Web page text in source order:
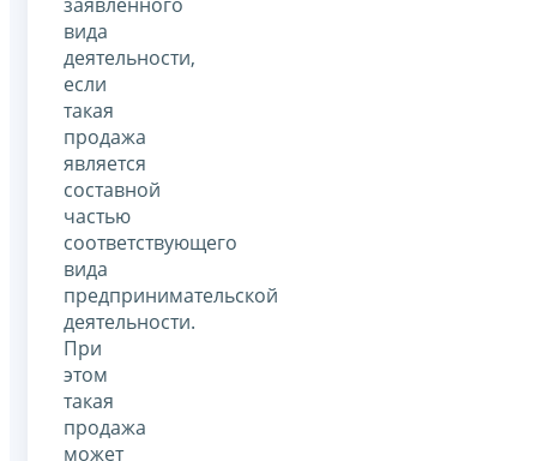
вида
деятельности,
если
такая
продажа
является
составной
частью
соответствующего
вида
предпринимательской
деятельности.
При
этом
такая
продажа
может